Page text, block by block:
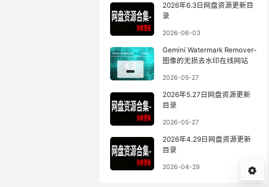
2026年6.3日网盘资源更新目
录
2026-06-03
Gemini Watermark Remover-
图像的无损去水印在线网站
2026-05-27
2026年5.27日网盘资源更新
目录
2026-05-27
2026年4.29日网盘资源更新
目录
2026-04-29